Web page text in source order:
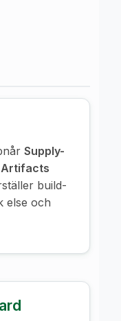
Supply-
Artifacts
build-
else och